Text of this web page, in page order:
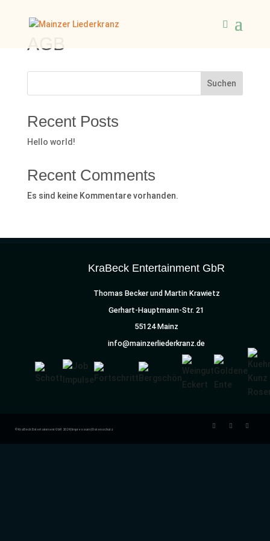
AGB
Suchen
Recent Posts
Hello world!
Recent Comments
Es sind keine Kommentare vorhanden.
KraBeck Entertainment GbR
Thomas Becker und Martin Krawietz
Gerhart-Hauptmann-Str. 21
55124 Mainz
info@mainzerliederkranz.de
© KraBeck Entertainment GbR 2024 |Impressum|Datenschutz